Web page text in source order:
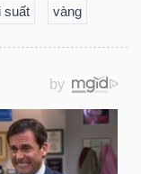
suất vàng